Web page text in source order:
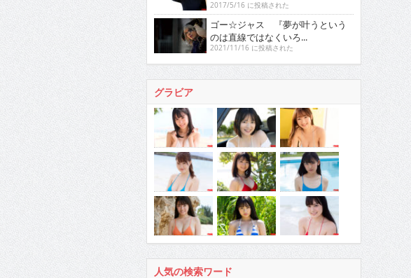
2017/5/16 に投稿された
ゴー☆ジャス 『夢が叶うという
のは直線ではなくいろ...
2021/11/16 に投稿された
グラビア
人気の検索ワード